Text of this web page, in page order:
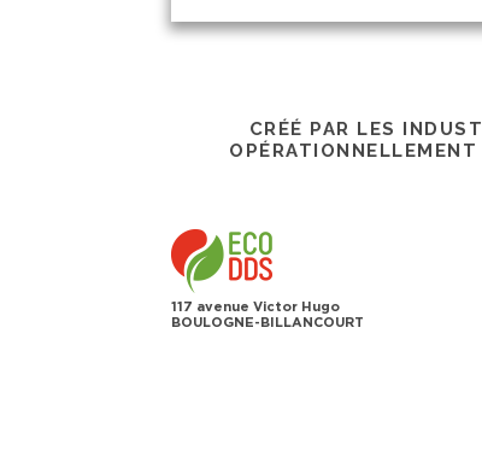
CRÉÉ PAR LES
117 avenue Victor Hugo
BOULOGNE-BILLANCOURT